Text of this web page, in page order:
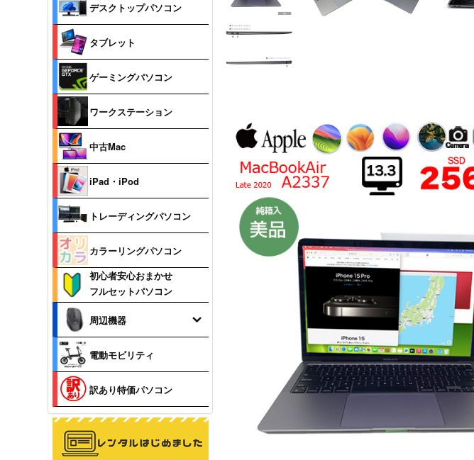
デスクトップパソコン
タブレット
ゲーミングパソコン
ワークステーション
中古Mac
iPad・iPod
トレーディングパソコン
カラーリングパソコン
初心者安心おまかせ
フルセットパソコン
周辺機器
電動モビリティ
訳あり特価パソコン